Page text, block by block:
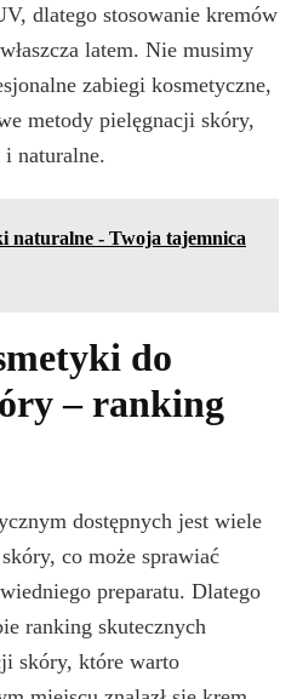
dlatego stosowanie kremów
latem. Nie musimy
zabiegi kosmetyczne,
metody pielęgnacji skóry,
i naturalne.
naturalne - Twoja tajemnica
do
– ranking
dostępnych jest wiele
co może sprawiać
preparatu. Dlatego
ranking skutecznych
skóry, które warto